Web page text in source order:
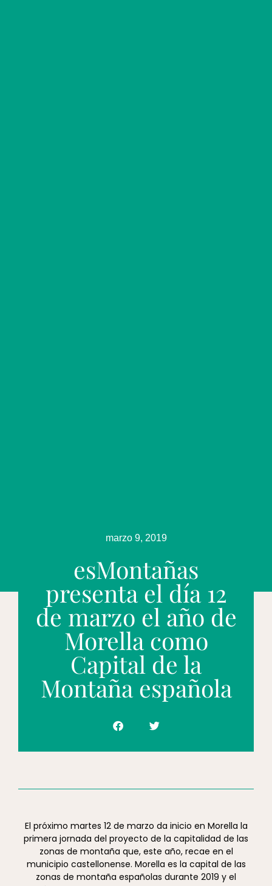
marzo 9, 2019
esMontañas
presenta el día 12
de marzo el año de
Morella como
Capital de la
Montaña española
El próximo martes 12 de marzo da inicio en Morella la
primera jornada del proyecto de la capitalidad de las
zonas de montaña que, este año, recae en el
municipio castellonense. Morella es la capital de las
zonas de montaña españolas durante 2019 y el